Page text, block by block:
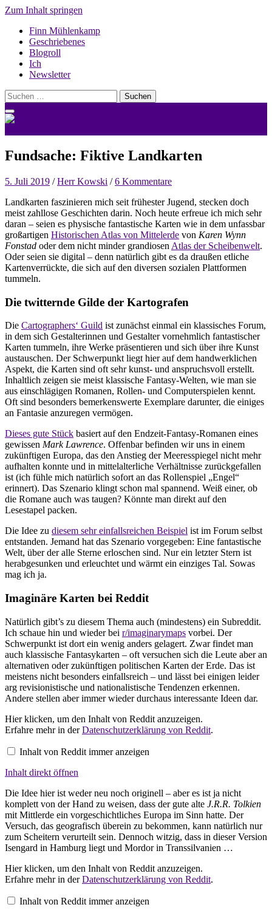
Zum Inhalt springen
Finn Mühlenkamp
Geschriebenes
Blogroll
Ich
Newsletter
Suchen
nach:
Fundsache: Fiktive Landkarten
5. Juli 2019 /Herr Kowski /6 Kommentare
Landkarten faszinieren mich seit frühester Jugend, stecken doch
meist zahllose Geschichten darin. Noch heute erfreue ich mich sehr
daran – seien es physische fantastische Karten wie in dem unfassbar
großartigen Historischen Atlas von Mittelerde von Karen Wynn
Fonstad oder dem nicht minder grandiosen Atlas der Scheibenwelt.
Oder seien sie digital – denn natürlich gibt es da draußen etliche
Kartenverrückte, die sich auf den diversen sozialen Plattformen
tummeln.
Die twitternde Gilde der Kartografen
Die Cartographers‘ Guild ist zunächst einmal ein klassisches Forum,
in dem sich Gestalterinnen und Gestalter vornehmlich fantastischer
Karten tummeln, ihre Werke präsentieren und sich über ihre Kunst
austauschen. Der Schwerpunkt liegt hier auf dem handwerklichen
Aspekt, die Karten sind oft sehr kunst- und anspruchsvoll erstellt.
Inhaltlich zeigen sie meist klassische Fantasy-Welten, wie man sie
aus einschlägigen Romanen, Rollen- und Computerspielen kennt.
Oft sind besonders bemerkenswerte Exemplare darunter, die einiges
an Fantasie anzuregen vermögen.
Dieses gute Stück basiert auf den Endzeit-Fantasy-Romanen eines
gewissen Mark Lawrence. Offenbar befinden wir uns in einem
zukünftigen Europa, das den Anstieg der Meeresspiegel nicht mehr
aufhalten konnte und in mittelalterliche Verhältnisse zurückgefallen
ist (ich fühle mich natürlich sofort an das Rollenspiel „Engel“
erinnert). Das Szenario klingt schon mal spannend. Weiß einer, ob
die Romane auch was taugen? Könnte man direkt auf den
Lesestapel packen.
Die Idee zu diesem sehr einfallsreichen Beispiel ist im Forum selbst
entstanden. Jemand hat das Szenario vorgegeben: Eine fantastische
Welt, über der alle Sterne erloschen sind. Nur ein letzter Stern ist
herabgesunken und erleuchtet und wärmt ein einziges Tal. Sowas
mag ich ja.
Imaginäre Karten bei Reddit
Natürlich gibt’s zu diesem Thema auch (mindestens) ein Subreddit.
Ich schaue hin und wieder bei r/imaginarymaps vorbei. Der
Schwerpunkt ist dort ein wenig anders gelagert. Zwar findet man
auch klassische Fantasykarten – oft versuchen sich die Leute aber an
alternativen oder zukünftigen politischen Karten der Erde. Das ist
meistens nicht besonders einfallsreich – und lässt bei einigen leider
arg revisionistische und nationalistische Tendenzen erkennen.
Andere stellen aber immer wieder durchaus interessante Ideen dar.
Inhalt
von
Reddit
Hier klicken, um den Inhalt von Reddit anzuzeigen.
Erfahre mehr in derDatenschutzerklärung von Reddit.
Inhalt von Reddit immer anzeigen
Inhalt direkt öffnen
Die Idee hier ist weder neu noch originell – aber es ist ja nicht
komplett von der Hand zu weisen, dass der gute alte J.R.R. Tolkien
mit Mittlerde ein vorgeschichtliches Europa im Sinn hatte. Der
Versuch, das geografisch überein zu bekommen, kann natürlich nur
zum Scheitern verurteilt sein. Dennoch witzig, dass in dieser Version
Isengard in Hamburg liegt und Mordor in Transsilvanien …
Inhalt
von
Reddit
Hier klicken, um den Inhalt von Reddit anzuzeigen.
Erfahre mehr in derDatenschutzerklärung von Reddit.
Inhalt von Reddit immer anzeigen